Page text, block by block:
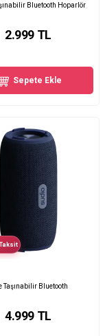
Bluetooth Hoparlör
2.999 TL
Sepete Ekle
Taşınabilir Bluetooth
4.999 TL